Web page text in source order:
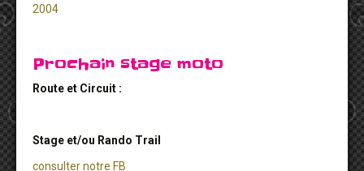
2004
Prochain stage moto
Route et Circuit :
Stage et/ou Rando Trail
consulter notre FB